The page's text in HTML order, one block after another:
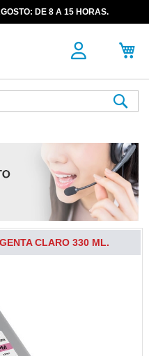
DE 8 A 15 HORAS.
CLARO 330 ML.